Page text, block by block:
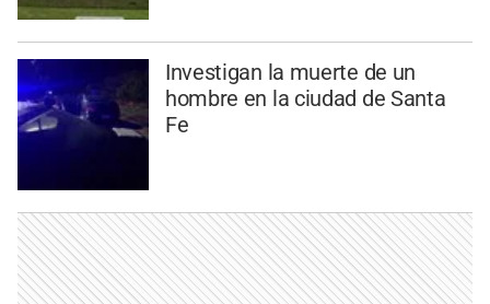
Investigan la muerte de un
hombre en la ciudad de Santa
Fe